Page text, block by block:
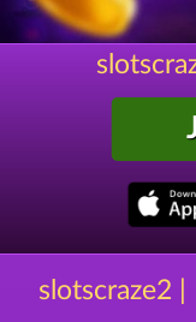
slotscraze2 |